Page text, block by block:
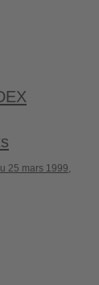
25 mars 1999,